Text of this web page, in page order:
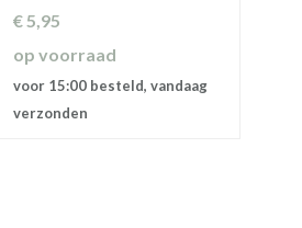
€5,95
op voorraad
voor 15:00 besteld, vandaag
verzonden